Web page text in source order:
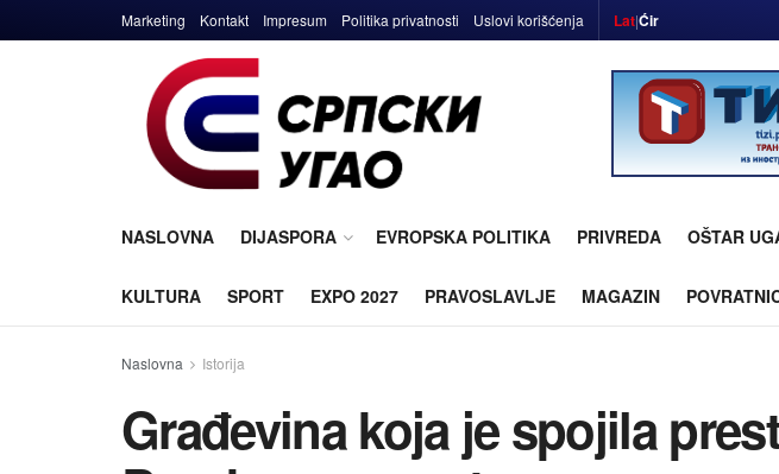
Marketing Kontakt Impresum Politika privatnosti Uslovi korišćenja Lat|Ćir
NASLOVNA DIJASPORA EVROPSKA POLITIKA PRIVREDA OŠTAR
KULTURA SPORT EXPO 2027 PRAVOSLAVLJE MAGAZIN
Naslovna Istorija
Građevina koja je spojila